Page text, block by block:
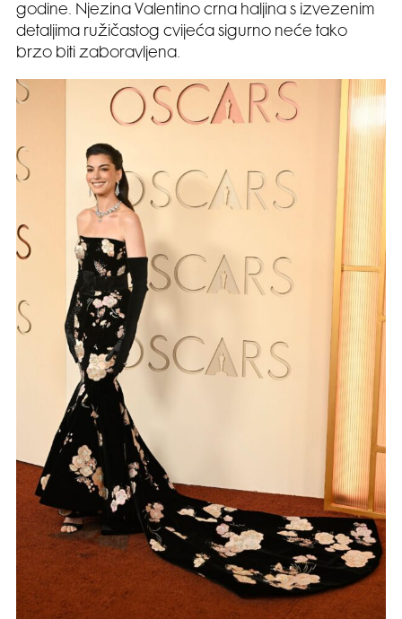
godine. Njezina Valentino crna haljina s izvezenim
detaljima ružičastog cvijeća sigurno neće tako
brzo biti zaboravljena.